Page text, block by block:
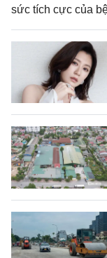
sức tích cực của